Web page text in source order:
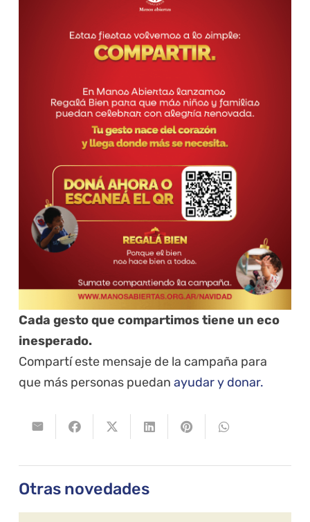
Cada gesto que compartimos tiene un eco
inesperado.
Compartí este mensaje de la campaña para
que más personas puedan ayudar y donar.
Otras novedades